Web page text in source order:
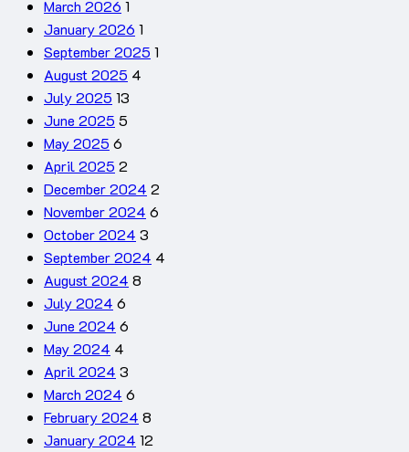
March 2026 1
January 2026 1
September 2025 1
August 2025 4
July 2025 13
June 2025 5
May 2025 6
April 2025 2
December 2024 2
November 2024 6
October 2024 3
September 2024 4
August 2024 8
July 2024 6
June 2024 6
May 2024 4
April 2024 3
March 2024 6
February 2024 8
January 2024 12